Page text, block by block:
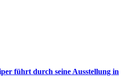
führt durch seine Ausstellung in